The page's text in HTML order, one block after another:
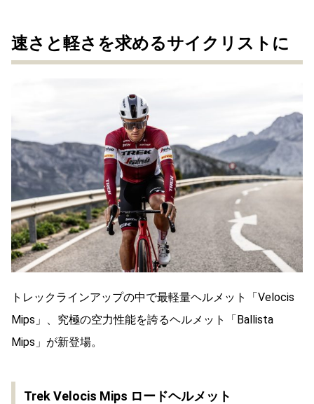
速さと軽さを求めるサイクリストに
トレックラインアップの中で最軽量ヘルメット「Velocis
Mips」、究極の空力性能を誇るヘルメット「Ballista
Mips」が新登場。
Trek Velocis Mips ロードヘルメット